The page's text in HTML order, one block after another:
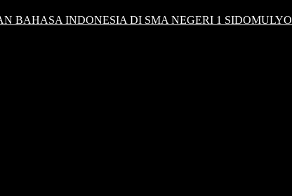
BAHASA INDONESIA DI SMA NEGERI 1 SIDOMULYO